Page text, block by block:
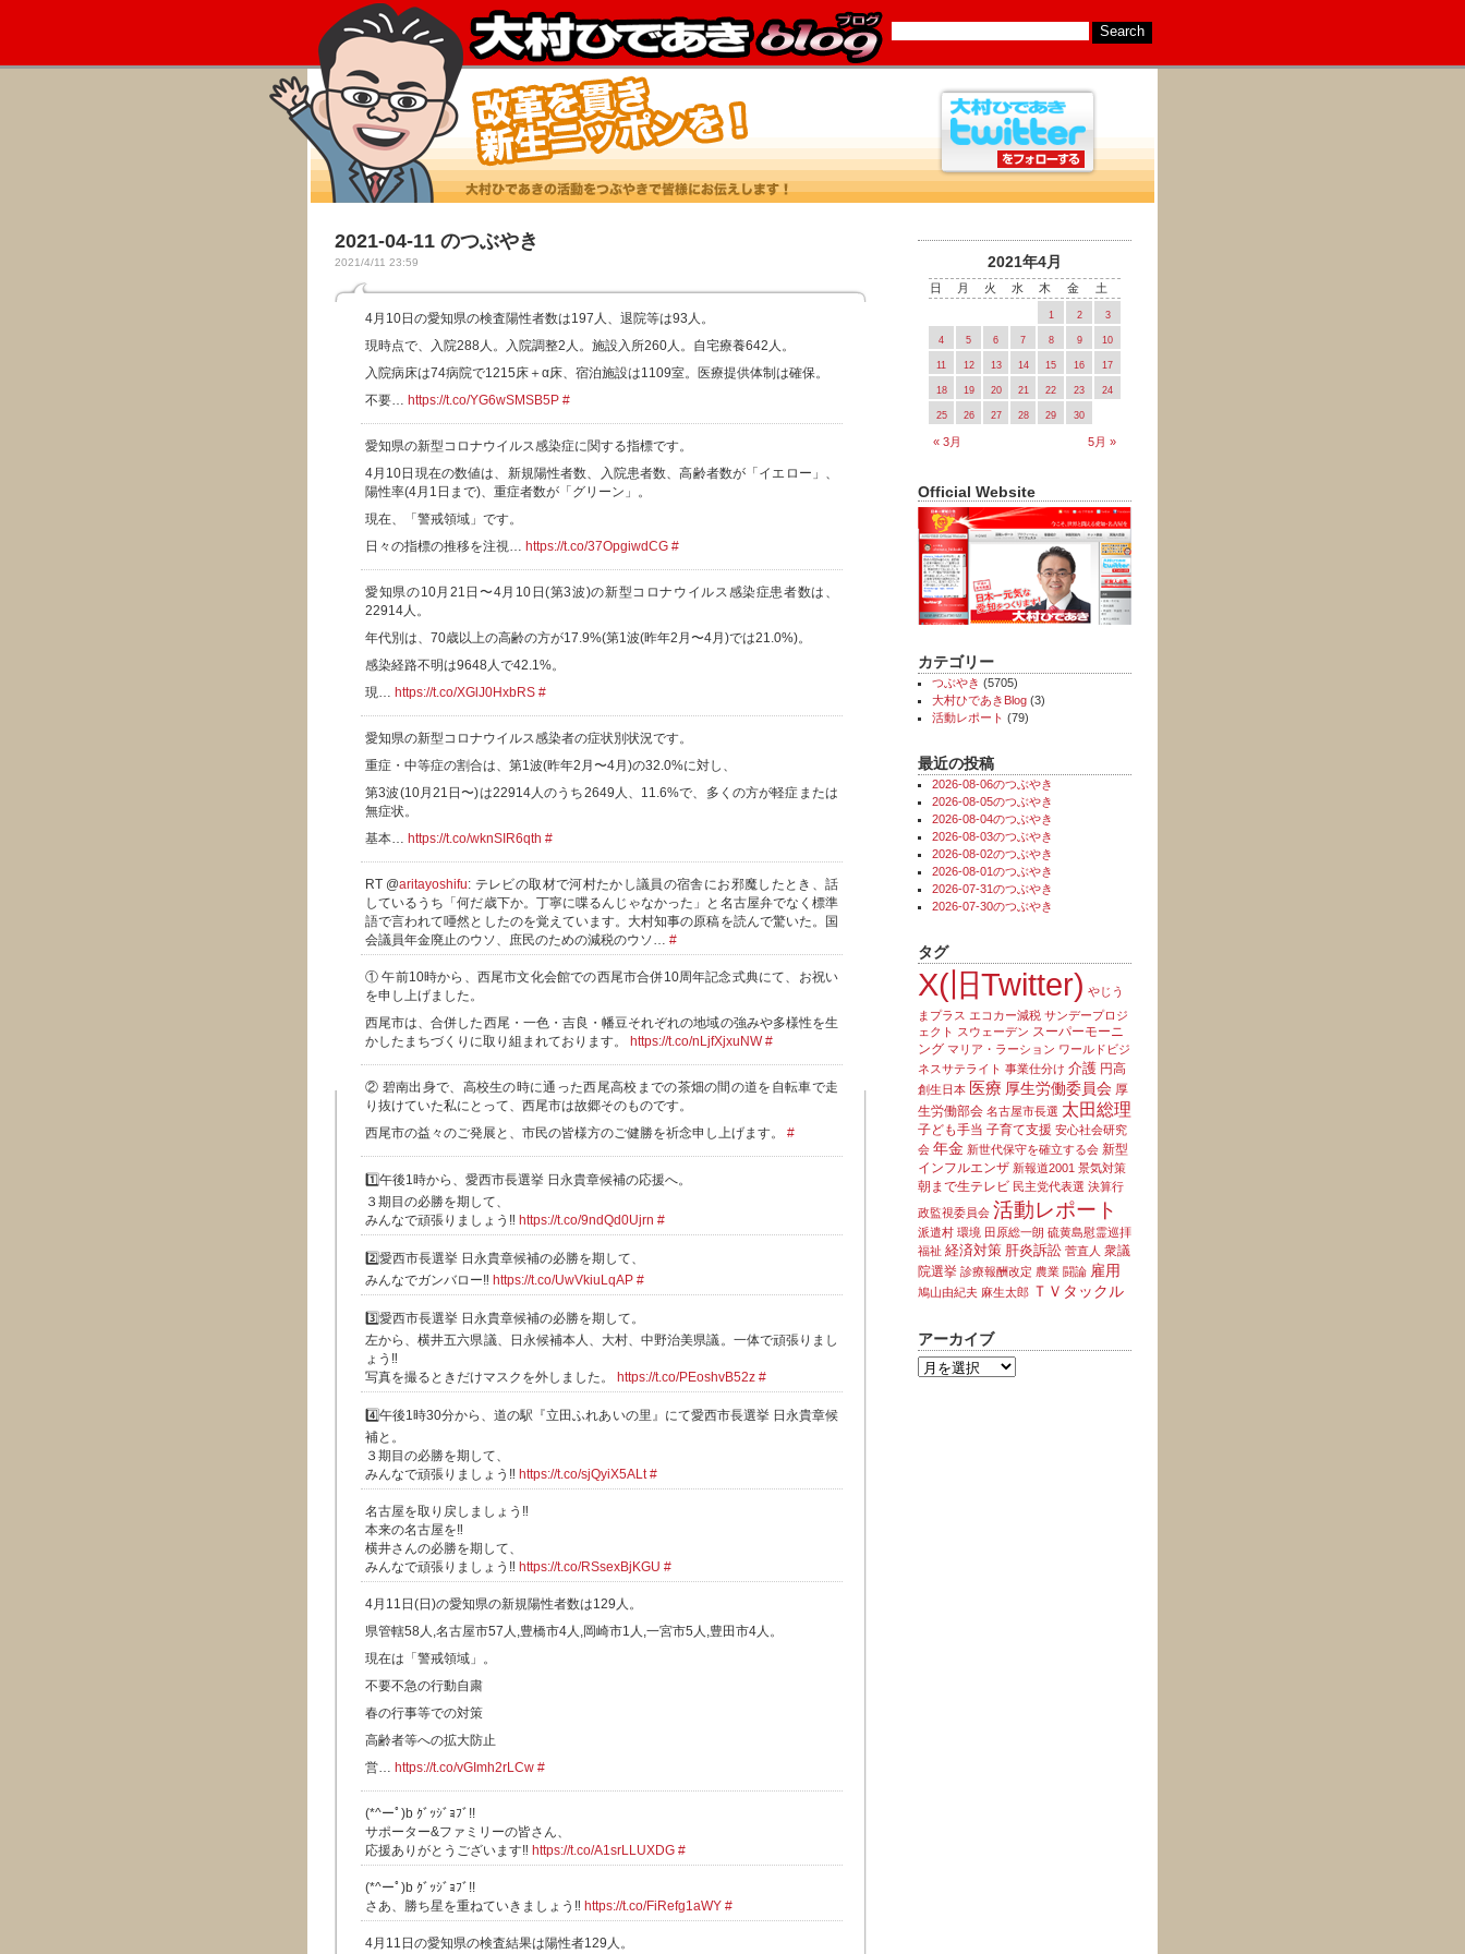
2021-04-11 のつぶやき
2021/4/11 23:59
4月10日の愛知県の検査陽性者数は197人、退院等は93人。
現時点で、入院288人。入院調整2人。施設入所260人。自宅療養642人。
入院病床は74病院で1215床＋α床、宿泊施設は1109室。医療提供体制は確保。
不要… https://t.co/YG6wSMSB5P #
愛知県の新型コロナウイルス感染症に関する指標です。
4月10日現在の数値は、新規陽性者数、入院患者数、高齢者数が「イエロー」、
陽性率(4月1日まで)、重症者数が「グリーン」。
現在、「警戒領域」です。
日々の指標の推移を注視… https://t.co/37OpgiwdCG #
愛知県の10月21日〜4月10日(第3波)の新型コロナウイルス感染症患者数は、
22914人。
年代別は、70歳以上の高齢の方が17.9%(第1波(昨年2月〜4月)では21.0%)。
感染経路不明は9648人で42.1%。
現… https://t.co/XGlJ0HxbRS #
愛知県の新型コロナウイルス感染者の症状別状況です。
重症・中等症の割合は、第1波(昨年2月〜4月)の32.0%に対し、
第3波(10月21日〜)は22914人のうち2649人、11.6%で、多くの方が軽症または
無症状。
基本… https://t.co/wknSIR6qth #
RT @aritayoshifu: テレビの取材で河村たかし議員の宿舎にお邪魔したとき、話
しているうち「何だ歳下か。丁寧に喋るんじゃなかった」と名古屋弁でなく標準
語で言われて唖然としたのを覚えています。大村知事の原稿を読んで驚いた。国
会議員年金廃止のウソ、庶民のための減税のウソ… #
① 午前10時から、西尾市文化会館での西尾市合併10周年記念式典にて、お祝い
を申し上げました。
西尾市は、合併した西尾・一色・吉良・幡豆それぞれの地域の強みや多様性を生
かしたまちづくりに取り組まれております。
https://t.co/nLjfXjxuNW #
② 碧南出身で、高校生の時に通った西尾高校までの茶畑の間の道を自転車で走
り抜けていた私にとって、西尾市は故郷そのものです。
西尾市の益々のご発展と、市民の皆様方のご健勝を祈念申し上げます。 #
1️⃣午後1時から、愛西市長選挙 日永貴章候補の応援へ。
３期目の必勝を期して、
みんなで頑張りましょう‼️ https://t.co/9ndQd0Ujrn #
2️⃣愛西市長選挙 日永貴章候補の必勝を期して、
みんなでガンバロー‼️ https://t.co/UwVkiuLqAP #
3️⃣愛西市長選挙 日永貴章候補の必勝を期して。
左から、横井五六県議、日永候補本人、大村、中野治美県議。一体で頑張りまし
ょう‼️
写真を撮るときだけマスクを外しました。
https://t.co/PEoshvB52z #
4️⃣午後1時30分から、道の駅『立田ふれあいの里』にて愛西市長選挙 日永貴章候
補と。
３期目の必勝を期して、
みんなで頑張りましょう‼️ https://t.co/sjQyiX5ALt #
名古屋を取り戻しましょう‼️
本来の名古屋を‼️
横井さんの必勝を期して、
みんなで頑張りましょう‼️ https://t.co/RSsexBjKGU #
4月11日(日)の愛知県の新規陽性者数は129人。
県管轄58人,名古屋市57人,豊橋市4人,岡崎市1人,一宮市5人,豊田市4人。
現在は「警戒領域」。
不要不急の行動自粛
春の行事等での対策
高齢者等への拡大防止
営… https://t.co/vGImh2rLCw #
(*^ーﾟ)b ｸﾞｯｼﾞｮﾌﾞ!!
サポーター&ファミリーの皆さん、
応援ありがとうございます‼️ https://t.co/A1srLLUXDG #
(*^ーﾟ)b ｸﾞｯｼﾞｮﾌﾞ!!
さあ、勝ち星を重ねていきましょう‼️ https://t.co/FiRefg1aWY #
4月11日の愛知県の検査結果は陽性者129人。
2021年4月
日 月 火 水 木 金 土
« 3月 5月 »
1 2 3
4 5 6 7 8 9 10
11 12 13 14 15 16 17
18 19 20 21 22 23 24
25 26 27 28 29 30
Official Website
カテゴリー
つぶやき (5705)
大村ひであきBlog (3)
活動レポート (79)
最近の投稿
2026-08-06のつぶやき
2026-08-05のつぶやき
2026-08-04のつぶやき
2026-08-03のつぶやき
2026-08-02のつぶやき
2026-08-01のつぶやき
2026-07-31のつぶやき
2026-07-30のつぶやき
タグ
X(旧Twitter) やじう
まプラス エコカー減税 サンデープロジ
ェクト スウェーデン スーパーモーニ
ング マリア・ラーション ワールドビジ
ネスサテライト 事業仕分け 介護 円高
創生日本 医療 厚生労働委員会 厚
生労働部会 名古屋市長選 太田総理
子ども手当 子育て支援 安心社会研究
会 年金 新世代保守を確立する会 新型
インフルエンザ 新報道2001 景気対策
朝まで生テレビ 民主党代表選 決算行
政監視委員会 活動レポート
派遣村 環境 田原総一朗 硫黄島慰霊巡拝
福祉 経済対策 肝炎訴訟 菅直人 衆議
院選挙 診療報酬改定 農業 闘論 雇用
鳩山由紀夫 麻生太郎 ＴＶタックル
アーカイブ